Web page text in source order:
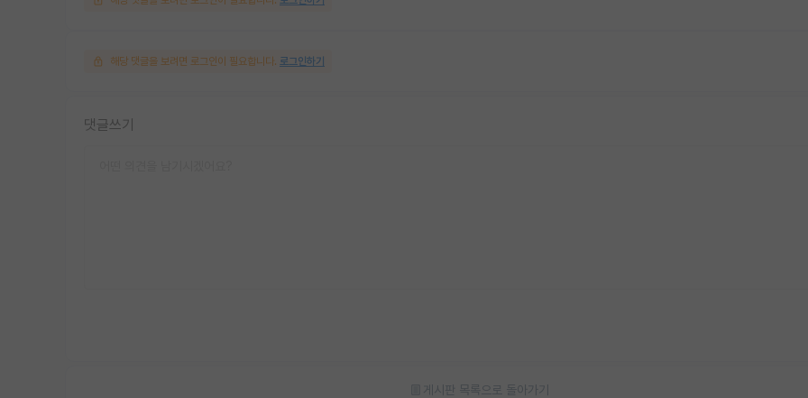
해당 댓글을 보려면 로그인이 필요합니다. 로그인하기
댓글쓰기
게시판 목록으로 돌아가기